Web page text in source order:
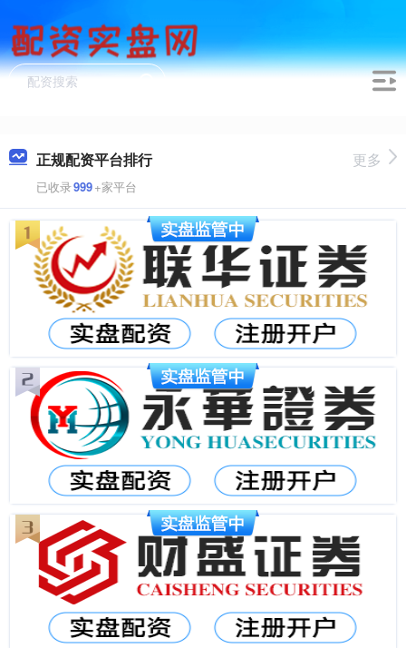
正规配资平台排行
已收录999+家平台
更多